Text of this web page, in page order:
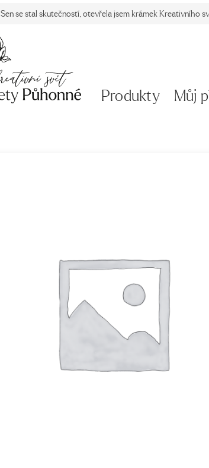
Sen se stal skutečností, otevřela jsem krámek Kreativního
Produkty Můj